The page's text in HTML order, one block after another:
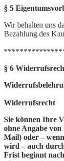
§ 5
Wir behalten uns
Bezahlung des
§ 6
Widerrufsrecht
Sie können Ihre
ohne Angabe
Mail) oder –
wird – auch
Frist beginnt